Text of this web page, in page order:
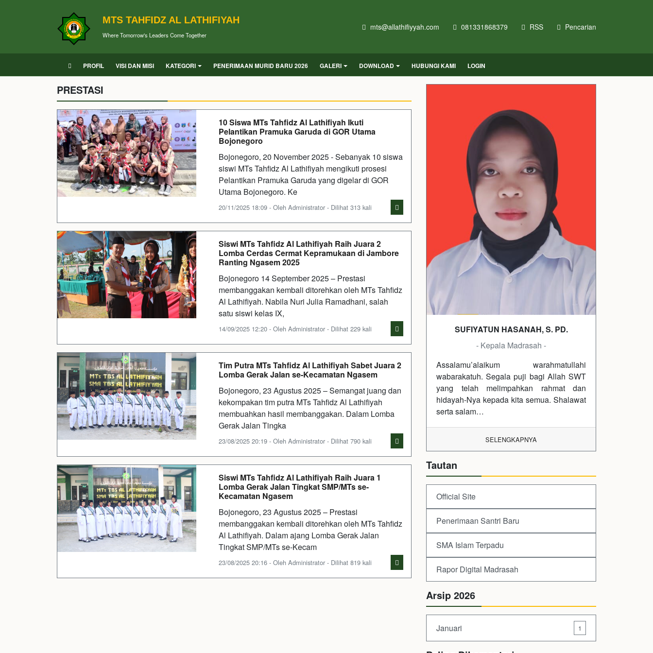
MTS TAHFIDZ AL LATHIFIYAH
Where Tomorrow's Leaders Come Together
mts@allathifiyyah.com 081331868379 RSS Pencarian
PROFIL VISI DAN MISI KATEGORI PENERIMAAN MURID BARU 2026 GALERI DOWNLOAD HUBUNGI KAMI LOGIN
PRESTASI
10 Siswa MTs Tahfidz Al Lathifiyah Ikuti
Pelantikan Pramuka Garuda di GOR Utama
Bojonegoro
Bojonegoro, 20 November 2025 - Sebanyak 10 siswa
siswi MTs Tahfidz Al Lathifiyah mengikuti prosesi
Pelantikan Pramuka Garuda yang digelar di GOR
Utama Bojonegoro. Ke
20/11/2025 18:09 - Oleh Administrator - Dilihat 313 kali
Siswi MTs Tahfidz Al Lathifiyah Raih Juara 2
Lomba Cerdas Cermat Kepramukaan di Jambore
Ranting Ngasem 2025
Bojonegoro 14 September 2025 – Prestasi
membanggakan kembali ditorehkan oleh MTs Tahfidz
Al Lathifiyah. Nabila Nuri Julia Ramadhani, salah
satu siswi kelas IX,
14/09/2025 12:20 - Oleh Administrator - Dilihat 229 kali
Tim Putra MTs Tahfidz Al Lathifiyah Sabet Juara 2
Lomba Gerak Jalan se-Kecamatan Ngasem
Bojonegoro, 23 Agustus 2025 – Semangat juang dan
kekompakan tim putra MTs Tahfidz Al Lathifiyah
membuahkan hasil membanggakan. Dalam Lomba
Gerak Jalan Tingka
23/08/2025 20:19 - Oleh Administrator - Dilihat 790 kali
Siswi MTs Tahfidz Al Lathifiyah Raih Juara 1
Lomba Gerak Jalan Tingkat SMP/MTs se-
Kecamatan Ngasem
Bojonegoro, 23 Agustus 2025 – Prestasi
membanggakan kembali ditorehkan oleh MTs Tahfidz
Al Lathifiyah. Dalam ajang Lomba Gerak Jalan
Tingkat SMP/MTs se-Kecam
23/08/2025 20:16 - Oleh Administrator - Dilihat 819 kali
SUFIYATUN HASANAH, S. PD.
- Kepala Madrasah -
Assalamu’alaikum warahmatullahi
wabarakatuh. Segala puji bagi Allah SWT
yang telah melimpahkan rahmat dan
hidayah-Nya kepada kita semua. Shalawat
serta salam…
SELENGKAPNYA
Tautan
Official Site
Penerimaan Santri Baru
SMA Islam Terpadu
Rapor Digital Madrasah
Arsip 2026
Januari 1